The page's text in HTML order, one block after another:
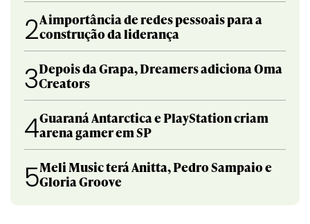
2A importância de redes pessoais para a
construção da liderança
3Depois da Grapa, Dreamers adiciona Oma
Creators
4Guaraná Antarctica e PlayStation criam
arena gamer em SP
5Meli Music terá Anitta, Pedro Sampaio e
Gloria Groove